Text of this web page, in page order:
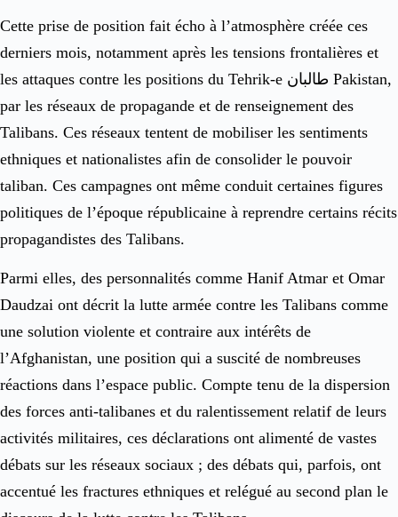
Cette prise de position fait écho à l’atmosphère créée ces
derniers mois, notamment après les tensions frontalières et
les attaques contre les positions du Tehrik-e طالبان Pakistan,
par les réseaux de propagande et de renseignement des
Talibans. Ces réseaux tentent de mobiliser les sentiments
ethniques et nationalistes afin de consolider le pouvoir
taliban. Ces campagnes ont même conduit certaines figures
politiques de l’époque républicaine à reprendre certains récits
propagandistes des Talibans.
Parmi elles, des personnalités comme Hanif Atmar et Omar
Daudzai ont décrit la lutte armée contre les Talibans comme
une solution violente et contraire aux intérêts de
l’Afghanistan, une position qui a suscité de nombreuses
réactions dans l’espace public. Compte tenu de la dispersion
des forces anti-talibanes et du ralentissement relatif de leurs
activités militaires, ces déclarations ont alimenté de vastes
débats sur les réseaux sociaux ; des débats qui, parfois, ont
accentué les fractures ethniques et relégué au second plan le